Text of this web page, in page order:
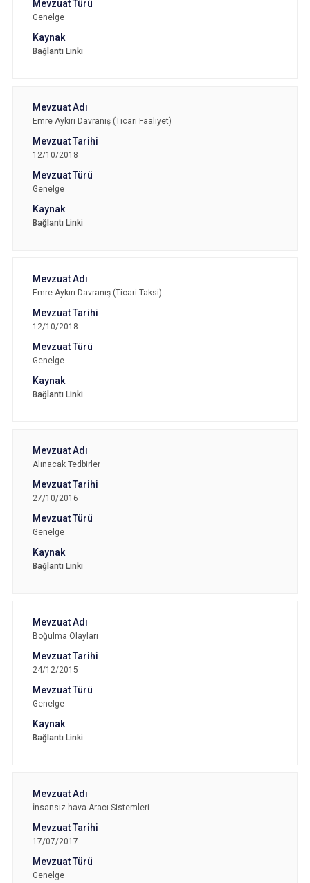
Genelge
Bağlantı Linki
Emre Aykırı Davranış (Ticari Faaliyet)
12/10/2018
Genelge
Bağlantı Linki
Emre Aykırı Davranış (Ticari Taksi)
12/10/2018
Genelge
Bağlantı Linki
Alınacak Tedbirler
27/10/2016
Genelge
Bağlantı Linki
Boğulma Olayları
24/12/2015
Genelge
Bağlantı Linki
İnsansız hava Aracı Sistemleri
17/07/2017
Genelge